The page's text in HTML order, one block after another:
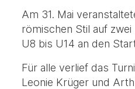
Am 31. Mai
römischen Stil auf zwei
U8 bis U14 an den
Für alle verlief das
Leonie Krüger und